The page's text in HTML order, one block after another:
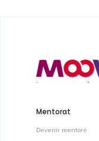
Mentorat
Devenir mentoré